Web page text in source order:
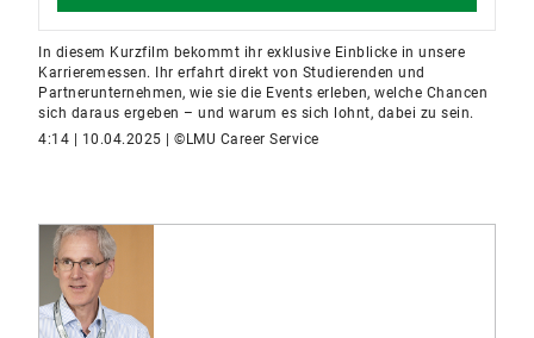
In diesem Kurzfilm bekommt ihr exklusive Einblicke in unsere
Karrieremessen. Ihr erfahrt direkt von Studierenden und
Partnerunternehmen, wie sie die Events erleben, welche Chancen
sich daraus ergeben – und warum es sich lohnt, dabei zu sein.
4:14 | 10.04.2025 | ©LMU Career Service